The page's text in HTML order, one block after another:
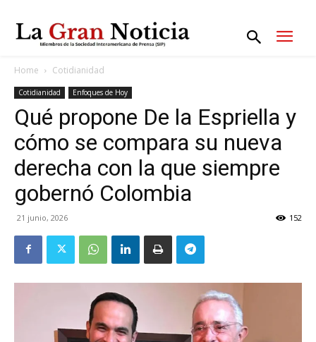
Home Cotidianidad
Cotidianidad Enfoques de Hoy
Qué propone De la Espriella y
cómo se compara su nueva
derecha con la que siempre
gobernó Colombia
21 junio, 2026 152